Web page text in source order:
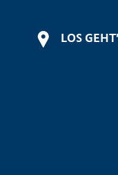
LOS